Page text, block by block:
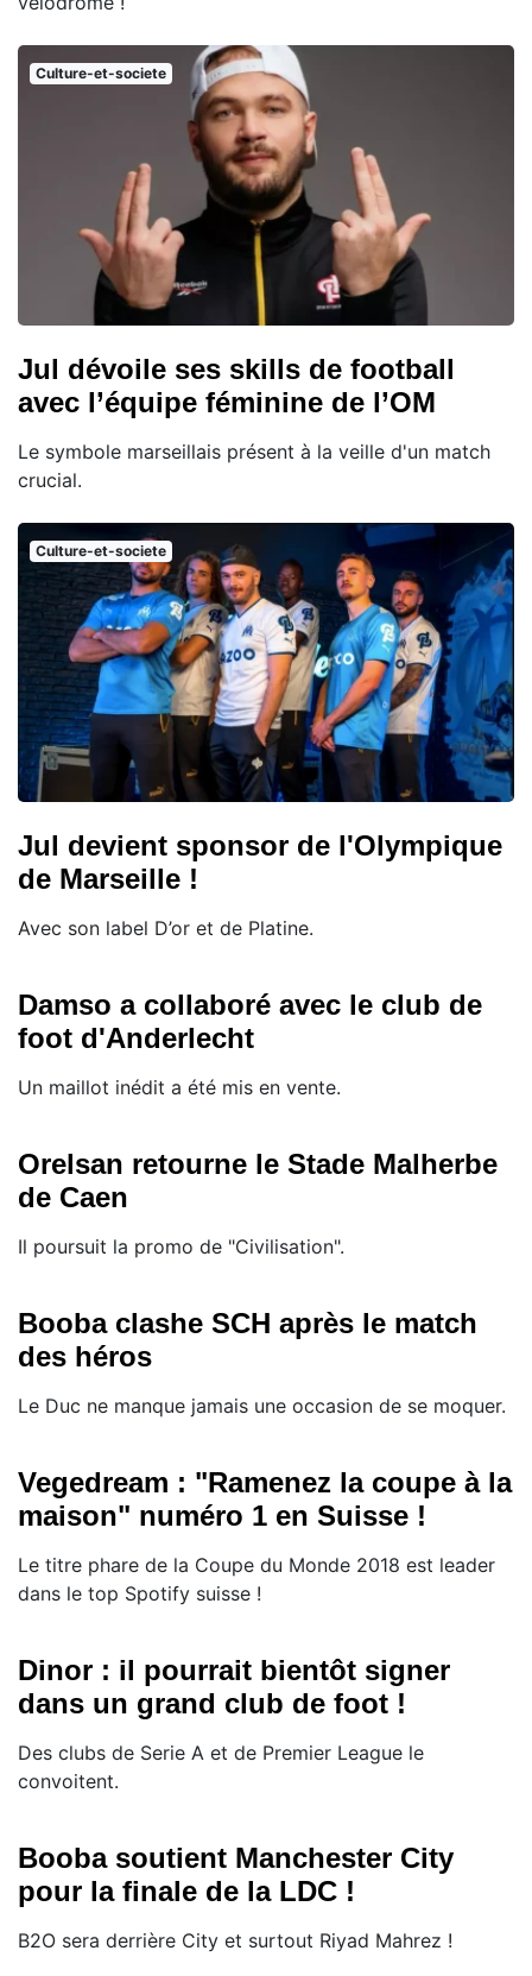
Culture-et-societe
Jul dévoile ses skills de football
avec l’équipe féminine de l’OM
Le symbole marseillais présent à la veille d'un match
crucial.
Culture-et-societe
Jul devient sponsor de l'Olympique
de Marseille !
Avec son label D’or et de Platine.
Damso a collaboré avec le club de
foot d'Anderlecht
Un maillot inédit a été mis en vente.
Orelsan retourne le Stade Malherbe
de Caen
Il poursuit la promo de "Civilisation".
Booba clashe SCH après le match
des héros
Le Duc ne manque jamais une occasion de se moquer.
Vegedream : "Ramenez la coupe à la
maison" numéro 1 en Suisse !
Le titre phare de la Coupe du Monde 2018 est leader
dans le top Spotify suisse !
Dinor : il pourrait bientôt signer
dans un grand club de foot !
Des clubs de Serie A et de Premier League le
convoitent.
Booba soutient Manchester City
pour la finale de la LDC !
B2O sera derrière City et surtout Riyad Mahrez !